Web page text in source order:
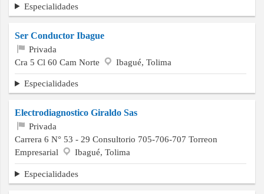
Especialidades
Ser Conductor Ibague
Privada
Cra 5 Cl 60 Cam Norte
Ibagué, Tolima
Especialidades
Electrodiagnostico Giraldo Sas
Privada
Carrera 6 N° 53 - 29 Consultorio 705-706-707 Torreon
Empresarial
Ibagué, Tolima
Especialidades